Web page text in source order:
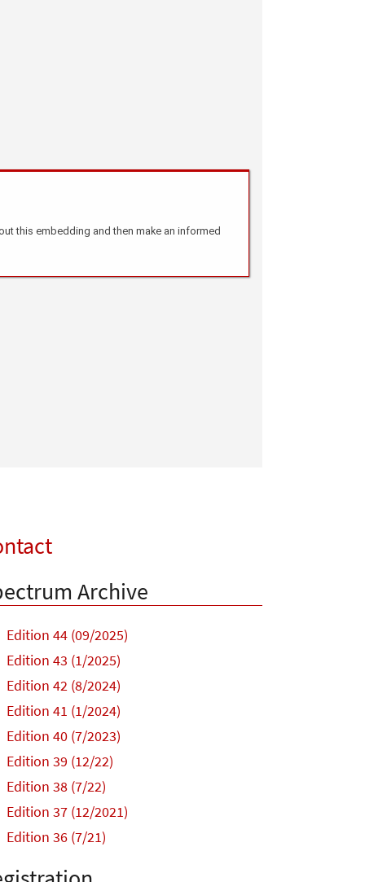
Archive
Edition 44 (09/2025)
Edition 43 (1/2025)
Edition 42 (8/2024)
Edition 41 (1/2024)
Edition 40 (7/2023)
Edition 39 (12/22)
Edition 38 (7/22)
Edition 37 (12/2021)
Edition 36 (7/21)